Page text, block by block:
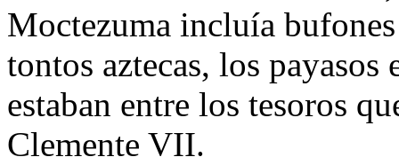
Moctezuma incluía
tontos aztecas, los
estaban entre los tesoros
Clemente VII.